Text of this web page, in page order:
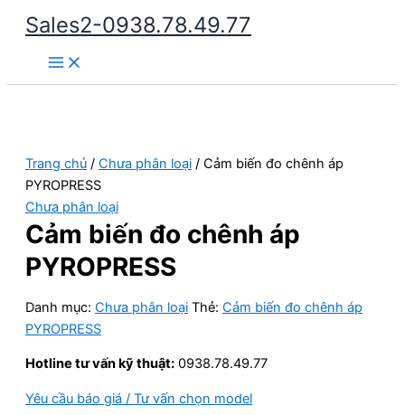
Nhảy
dung
Sales2-0938.78.49.77
Main
Menu
Trang chủ / Chưa phân loại / Cảm biến đo chênh áp
PYROPRESS
Chưa phân loại
Cảm biến đo chênh áp
PYROPRESS
Danh mục: Chưa phân loại Thẻ: Cảm biến đo chênh áp
PYROPRESS
Hotline tư vấn kỹ thuật: 0938.78.49.77
Yêu cầu báo giá / Tư vấn chọn model